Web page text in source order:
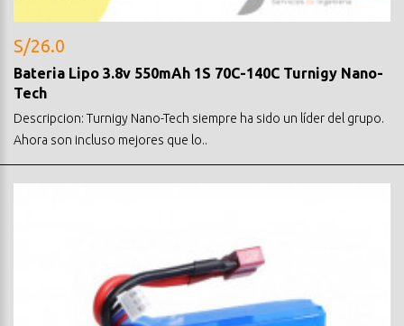
S/26.0
Bateria Lipo 3.8v 550mAh 1S 70C-140C Turnigy Nano-
Tech
Descripcion: Turnigy Nano-Tech siempre ha sido un líder del grupo.
Ahora son incluso mejores que lo..